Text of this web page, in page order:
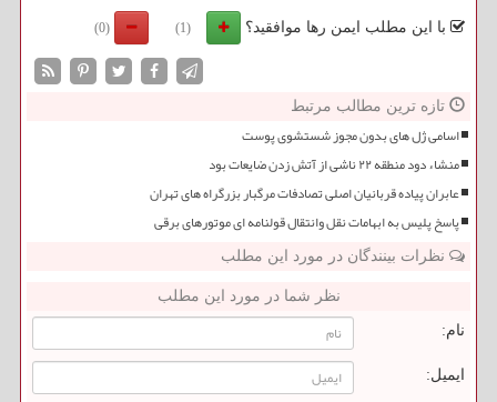
با این مطلب ایمن رها موافقید؟ (1)
(0)
تازه ترین مطالب مرتبط
اسامی ژل های بدون مجوز شستشوی پوست
منشاء دود منطقه ۲۲ ناشی از آتش زدن ضایعات بود
عابران پیاده قربانیان اصلی تصادفات مرگبار بزرگراه های تهران
پاسخ پلیس به ابهامات نقل وانتقال قولنامه ای موتورهای برقی
نظرات بینندگان در مورد این مطلب
نظر شما در مورد این مطلب
نام:
ایمیل: